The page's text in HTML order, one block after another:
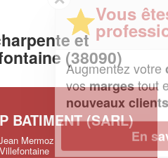
et
(38090)
BATIMENT (SARL)
Mermoz
êtes un
?
votrechiffre d'affaireset
tout en gagnant de
En savoir plus